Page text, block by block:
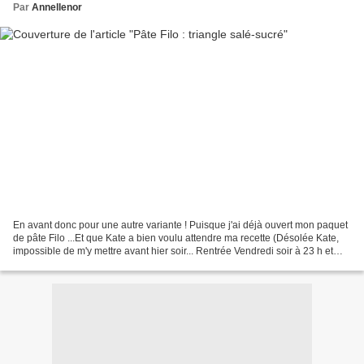
Par Annellenor
En avant donc pour une autre variante ! Puisque j'ai déjà ouvert mon paquet
de pâte Filo ...Et que Kate a bien voulu attendre ma recette (Désolée Kate,
impossible de m'y mettre avant hier soir... Rentrée Vendredi soir à 23 h et